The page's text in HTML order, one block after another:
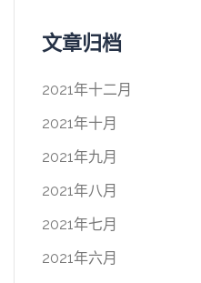
文章归档
2021年十二月
2021年十月
2021年九月
2021年八月
2021年七月
2021年六月